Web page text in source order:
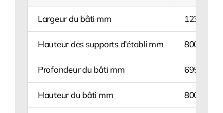
Largeur du bâti mm 1230
Hauteur des supports d’établi mm 800
Profondeur du bâti mm 695
Hauteur du bâti mm 800